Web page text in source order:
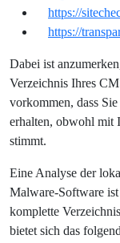
https://
https://
Dabei ist
Verzeichnis Ihres
vorkommen, dass
erhalten, obwohl mit
stimmt.
Eine Analyse der
Malware-Software
komplette
bietet sich das